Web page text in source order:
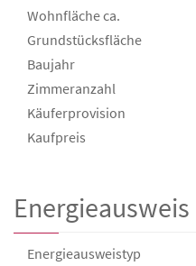
Wohnfläche ca.
Grund­stücks­fläche
Baujahr
Zimmeranzahl
Käufer­provision
Kaufpreis
Energieausweis
Energieausweistyp